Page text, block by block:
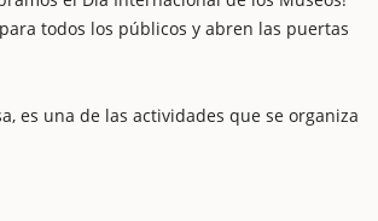
todos los públicos y abren las puertas
es una de las actividades que se organiza